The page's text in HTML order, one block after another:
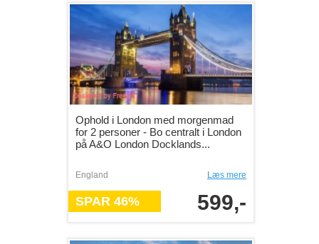
Ophold i London med morgenmad
for 2 personer - Bo centralt i London
på A&O London Docklands...
England Læs mere
SPAR 46% 599,-